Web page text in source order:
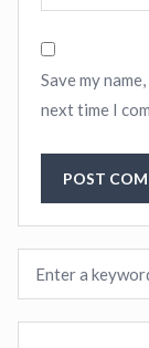
Save my
next time I